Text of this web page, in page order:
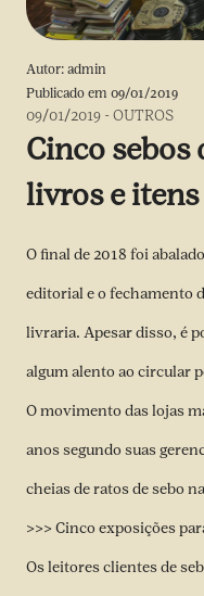
Autor: admin
Publicado em 09/01/2019
09/01/2019 -OUTROS
Cinco
livros e
O final de 2018 foi
editorial e o fechamento
livraria. Apesar disso, é
algum alento ao circular
O movimento das lojas
anos segundo suas
cheias de ratos de sebo
>>> Cinco exposições
Os leitores clientes de